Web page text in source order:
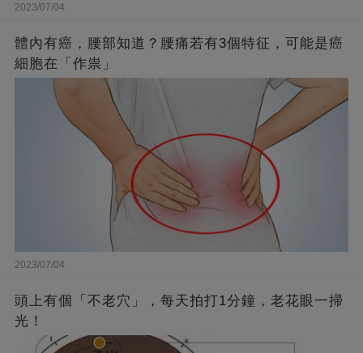
2023/07/04
體內有癌，腰部知道？腰痛若有3個特征，可能是癌
細胞在「作祟」
2023/07/04
頭上有個「不老穴」，每天拍打1分鐘，老花眼一掃
光！